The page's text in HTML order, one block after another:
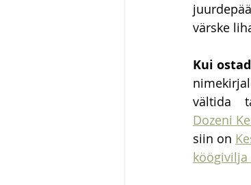
värske
Kui
vältida
Dozeni
siin on
köögivilja